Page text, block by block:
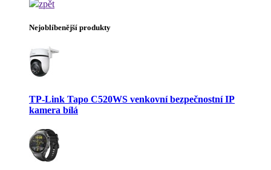
zpět
Nejoblíbenější produkty
TP-Link Tapo C520WS venkovní bezpečnostní IP
kamera bílá